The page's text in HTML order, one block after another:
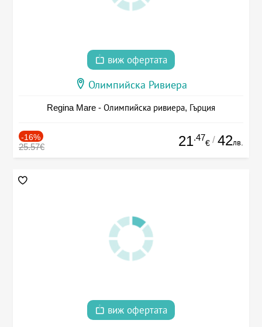
виж офертата
Олимпийска Ривиера
Regina Mare - Олимпийска ривиера, Гърция
-16%
25.57€ 21.47
€ / 42лв.
виж офертата